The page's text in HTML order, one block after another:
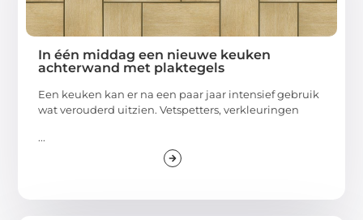
In één middag een nieuwe keuken
achterwand met plaktegels
Een keuken kan er na een paar jaar intensief gebruik
wat verouderd uitzien. Vetspetters, verkleuringen
...